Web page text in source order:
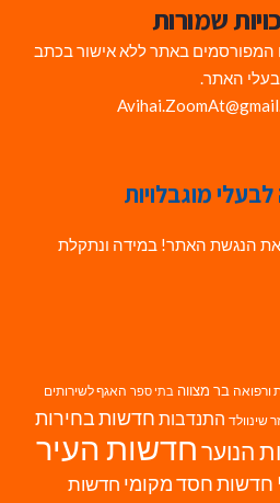
שמורות
המפורסמים באתר ללא אישור בכתב
האתר.
מוגבלויות
הנגשת האתר! במידה ונתקלת
ורפואה בר מצווה בתי ספר האגף לשירותים
שינוולד התנדבות חדשות בחירות
הנוערחדשות העיר
חדשות חסד מקומי חדשות